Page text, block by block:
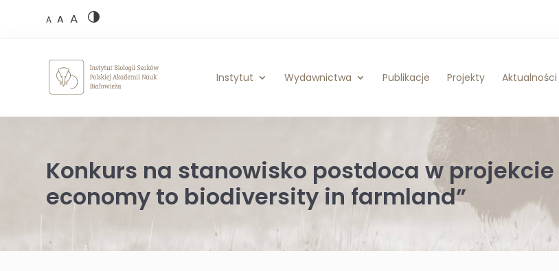
A A A
Instytut Wydawnictwa Publikacje Projekty Aktualności
Konkurs na stanowisko postdoca w projekcie
economy to biodiversity in farmland”